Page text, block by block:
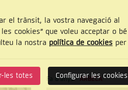
Fa 8 anys-ARBECA
el trànsit, la vostra navegació al
cookies” que voleu acceptar o bé
la nostra política de cookiesper
les totes Configurar les cookies